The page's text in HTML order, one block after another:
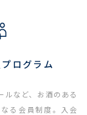
ログラム
ルなど、お酒のある
る会員制度。入会